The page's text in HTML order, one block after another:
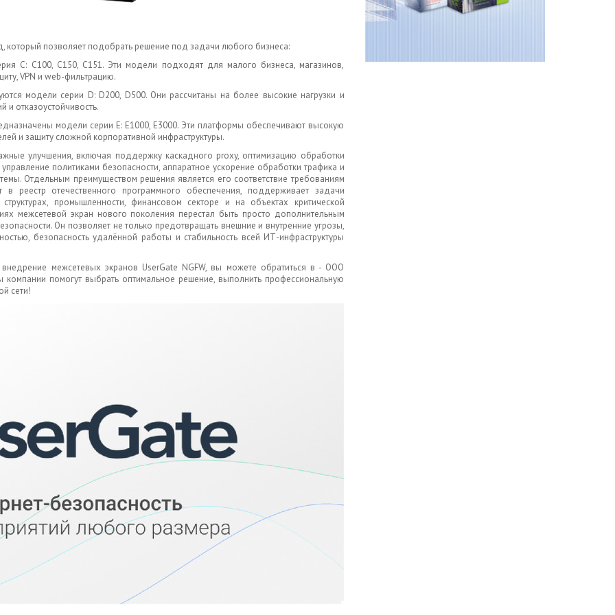
позволяет подобрать решение под задачи любого бизнеса:
C: C100, C150, C151. Эти модели подходят для малого бизнеса, магазинов,
VPN и web-фильтрацию.
модели серии D: D200, D500. Они рассчитаны на более высокие нагрузки и
и отказоустойчивость.
модели серии E: E1000, E3000. Эти платформы обеспечивают высокую
и защиту сложной корпоративной инфраструктуры.
улучшения, включая поддержку каскадного proxy, оптимизацию обработки
политиками безопасности, аппаратное ускорение обработки трафика и
Отдельным преимуществом решения является его соответствие требованиям
в реестр отечественного программного обеспечения, поддерживает задачи
промышленности, финансовом секторе и на объектах критической
межсетевой экран нового поколения перестал быть просто дополнительным
Он позволяет не только предотвращать внешние и внутренние угрозы,
безопасность удалённой работы и стабильность всей ИТ-инфраструктуры
межсетевых экранов UserGate NGFW, вы можете обратиться в - ООО
помогут выбрать оптимальное решение, выполнить профессиональную
сети!